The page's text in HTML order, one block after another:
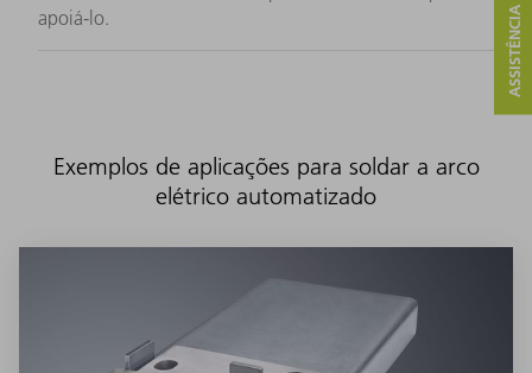
apoiá-lo.
Exemplos de aplicações para soldar a arco
elétrico automatizado